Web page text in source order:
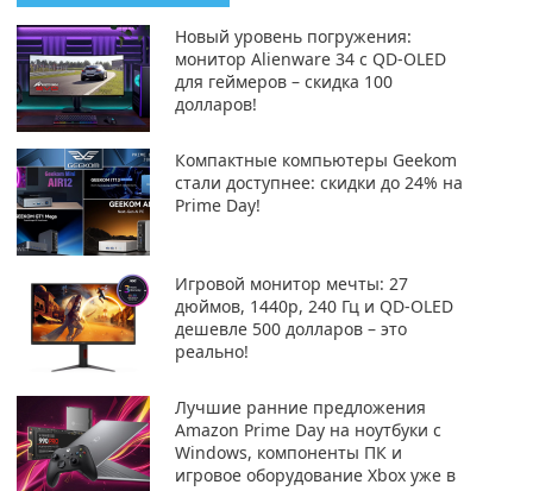
Новый уровень погружения:
монитор Alienware 34 с QD-OLED
для геймеров – скидка 100
долларов!
Компактные компьютеры Geekom
стали доступнее: скидки до 24% на
Prime Day!
Игровой монитор мечты: 27
дюймов, 1440p, 240 Гц и QD-OLED
дешевле 500 долларов – это
реально!
Лучшие ранние предложения
Amazon Prime Day на ноутбуки с
Windows, компоненты ПК и
игровое оборудование Xbox уже в